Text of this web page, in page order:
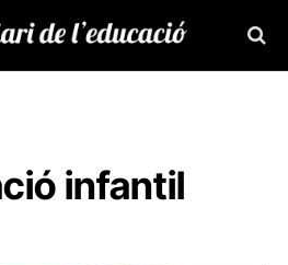
infantil